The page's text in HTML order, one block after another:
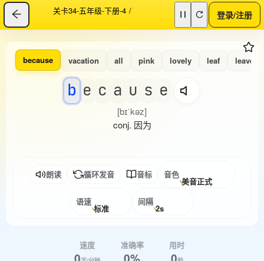
关卡34-五年级-下册-4 / 登录/注册
because vacation all pink lovely leaf leaves
b e c a u s e
[bɪˈkəz]
conj. 因为
朗读 循环发音 音标 音色
美音正式
语速
标准
间隔
2s
速度 准确率 用时